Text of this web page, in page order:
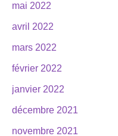
mai 2022
avril 2022
mars 2022
février 2022
janvier 2022
décembre 2021
novembre 2021